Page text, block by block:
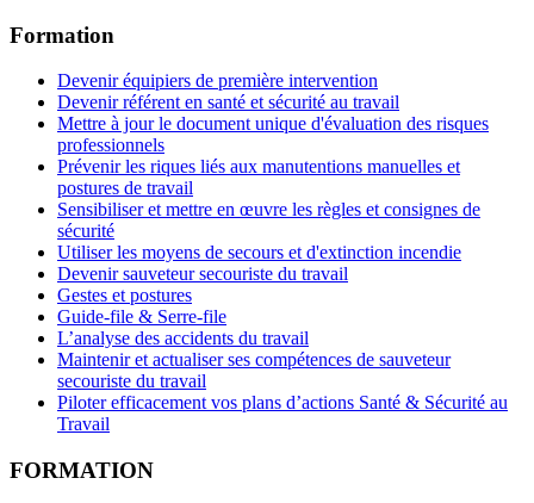
Formation
Devenir équipiers de première intervention
Devenir référent en santé et sécurité au travail
Mettre à jour le document unique d'évaluation des risques
professionnels
Prévenir les riques liés aux manutentions manuelles et
postures de travail
Sensibiliser et mettre en œuvre les règles et consignes de
sécurité
Utiliser les moyens de secours et d'extinction incendie
Devenir sauveteur secouriste du travail
Gestes et postures
Guide-file & Serre-file
L’analyse des accidents du travail
Maintenir et actualiser ses compétences de sauveteur
secouriste du travail
Piloter efficacement vos plans d’actions Santé & Sécurité au
Travail
FORMATION